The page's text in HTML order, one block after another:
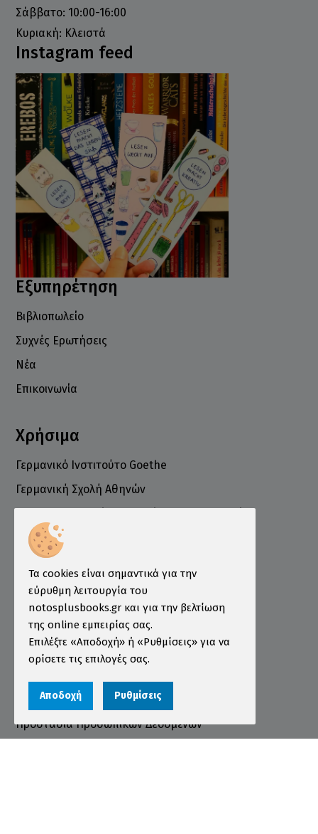
Σάββατο: 10:00-16:00
Κυριακή: Κλειστά
Instagram feed
Εξυπηρέτηση
Βιβλιοπωλείο
Συχνές Ερωτήσεις
Νέα
Επικοινωνία
Χρήσιμα
Γερμανικό Ινστιτούτο Goethe
Γερμανική Σχολή Αθηνών
Επιμελητήριο
Ινστιτούτο ÖSD Ελλάδας
Πληροφορίες
Τρόποι Παραγγελίας
Τρόποι Πληρωμής
Τρόποι Αποστολής
Όροι χρήσης
Προστασία Προσωπικών Δεδομένων
Τα cookies είναι σημαντικά για την
εύρυθμη λειτουργία του
notosplusbooks.gr και για την βελτίωση
της online εμπειρίας σας.
Επιλέξτε «Αποδοχή» ή «Ρυθμίσεις» για να
ορίσετε τις επιλογές σας.
Αποδοχή Ρυθμίσεις